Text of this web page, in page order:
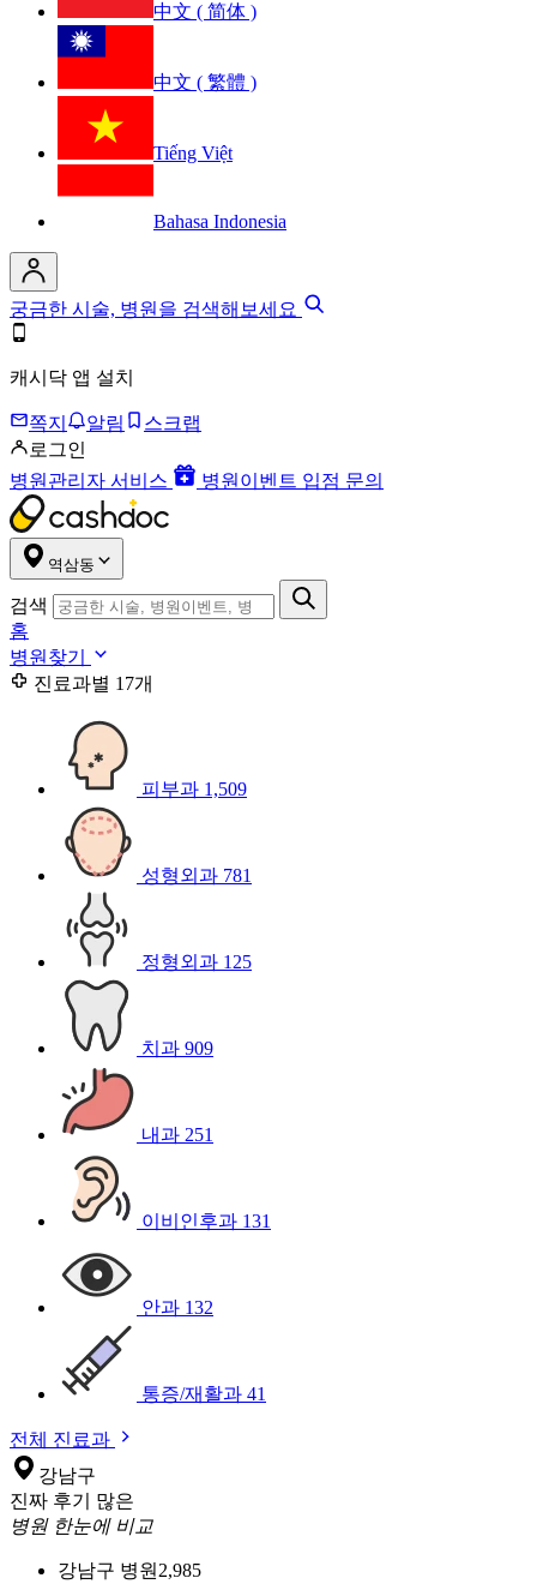
中文 ( 简体 )
中文 ( 繁體 )
Tiếng Việt
Bahasa Indonesia
궁금한 시술, 병원을 검색해보세요
캐시닥 앱 설치
쪽지 알림
스크랩
로그인
병원관리자 서비스
병원이벤트 입점 문의
역삼동
검색
홈
병원찾기
진료과별 17개
피부과 1,509
성형외과 781
정형외과 125
치과 909
내과 251
이비인후과 131
안과 132
통증/재활과 41
전체 진료과
강남구
진짜 후기 많은
병원 한눈에 비교
강남구 병원 2,985